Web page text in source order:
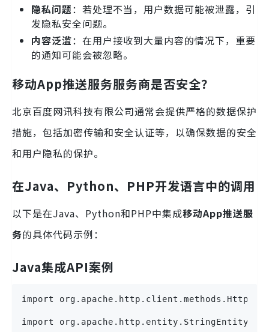
隐私问题：若处理不当，用户数据可能被泄露，引
发隐私安全问题。
内容泛滥：在用户接收到大量内容的情况下，重要
的通知可能会被忽略。
移动App推送服务服务商是否安全？
北京百度网讯科技有限公司通常会提供严格的数据保护
措施，包括加密传输和安全认证等，以确保数据的安全
和用户隐私的保护。
在Java、Python、PHP开发语言中的调用
以下是在Java、Python和PHP中集成移动App推送服
务的具体代码示例：
Java集成API案例
import
import org.apache.http.entity.StringEntity;